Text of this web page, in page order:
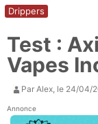
Test :
Vapes
Drippers
Par Alex, le 24/04/
Annonce